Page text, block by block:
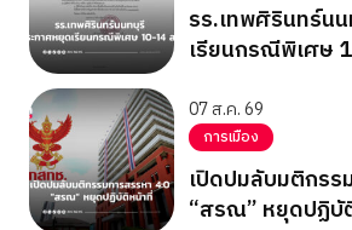
รร.เทพศิรินทร์น
เรียนกรณีพิเศษ
07 ส.ค. 69
การเมือง
เปิดปมลับมติกร
“สรณ” หยุดปฏิบั